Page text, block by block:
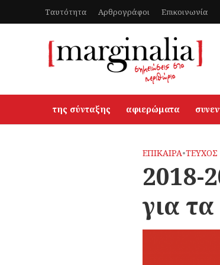
Ταυτότητα Αρθρογράφοι Επικοινωνία
της σύνταξης αφιερώματα
ΕΠΙΚΑΙΡΑ•ΤΕΥΧΟΣ
2018-
για